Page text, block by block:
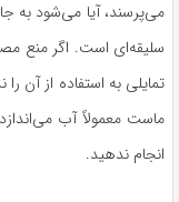
می‌پرسند، آیا می‌شود به
سلیقه‌ای است. اگر منع
تمایلی به استفاده از آن
ماست معمولاً آب
انجام ندهید.